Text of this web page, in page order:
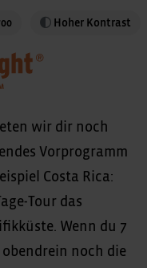
Hoher Kontrast
wir dir noch
Vorprogramm
Costa Rica:
Tour das
Wenn du 7
noch die